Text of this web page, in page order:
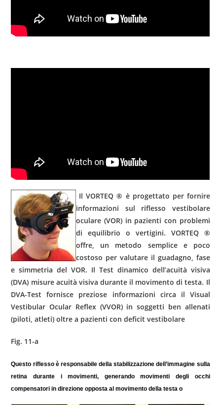
Il VORTEQ ® è progettato per fornire
informazioni sul riflesso vestibolare
oculare (VOR) in pazienti con problemi
di equilibrio o vertigini. VORTEQ ®
offre, un metodo semplice e poco
costoso per valutare il guadagno, fase
e simmetria del VOR. Il Test dinamico dell’acuità visiva
(DVA) misure acuità visiva durante il movimento di testa. Il
DVA-Test fornisce preziose informazioni circa il Visual
Vestibular Ocular Reflex (VVOR) in soggetti ben allenati
(piloti, atleti) oltre a pazienti con deficit vestibolare
Fig. 11-a
Questo riflesso è responsabile della stabilizzazione dell’immagine sulla
retina durante i movimenti, generando movimenti degli occhi
compensatori in direzione opposta al movimento della testa o